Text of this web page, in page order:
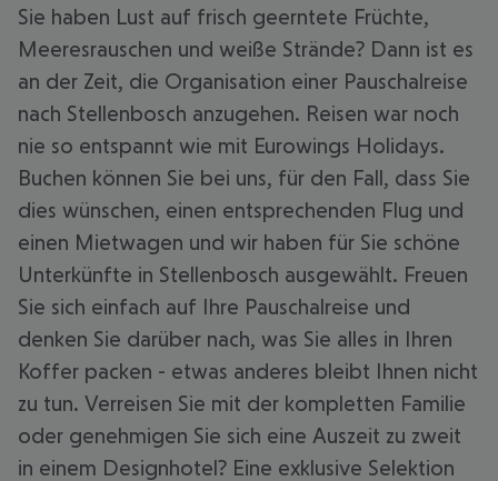
Sie haben Lust auf frisch geerntete Früchte,
Meeresrauschen und weiße Strände? Dann ist es
an der Zeit, die Organisation einer Pauschalreise
nach Stellenbosch anzugehen. Reisen war noch
nie so entspannt wie mit Eurowings Holidays.
Buchen können Sie bei uns, für den Fall, dass Sie
dies wünschen, einen entsprechenden Flug und
einen Mietwagen und wir haben für Sie schöne
Unterkünfte in Stellenbosch ausgewählt. Freuen
Sie sich einfach auf Ihre Pauschalreise und
denken Sie darüber nach, was Sie alles in Ihren
Koffer packen - etwas anderes bleibt Ihnen nicht
zu tun. Verreisen Sie mit der kompletten Familie
oder genehmigen Sie sich eine Auszeit zu zweit
in einem Designhotel? Eine exklusive Selektion